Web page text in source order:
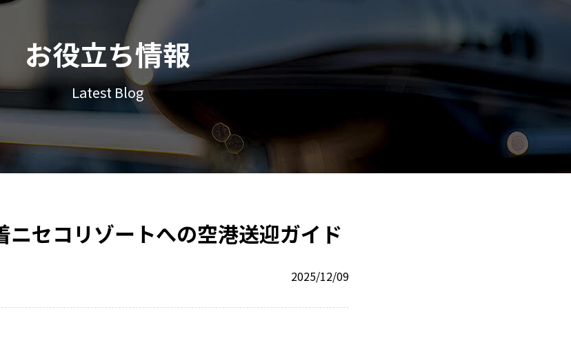
お役立ち情報
Latest Blog
ニセコリゾートへの空港送迎ガイド
2025/12/09